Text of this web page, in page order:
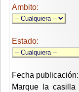
Ambito:
Estado:
Fecha publicación:
Marque la